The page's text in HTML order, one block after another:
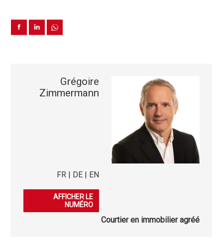
Grégoire
Zimmermann
FR | DE | EN
079 276 23 45
AFFICHER LE
NUMÉRO
Courtier en immobilier agréé